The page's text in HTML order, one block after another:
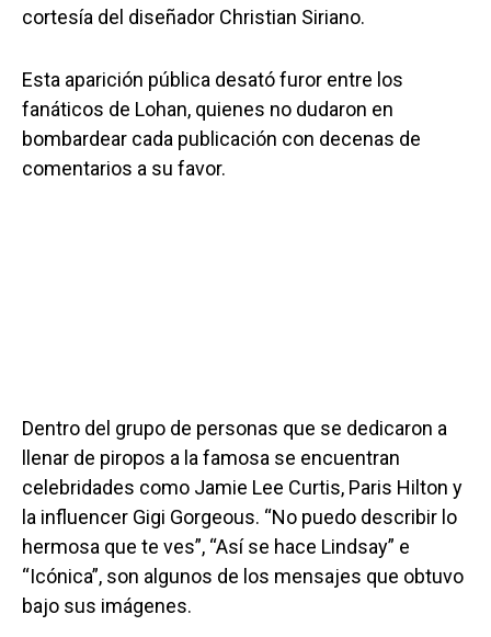
cortesía del diseñador Christian Siriano.
Esta aparición pública desató furor entre los
fanáticos de Lohan, quienes no dudaron en
bombardear cada publicación con decenas de
comentarios a su favor.
Dentro del grupo de personas que se dedicaron a
llenar de piropos a la famosa se encuentran
celebridades como Jamie Lee Curtis, Paris Hilton y
la influencer Gigi Gorgeous. “No puedo describir lo
hermosa que te ves”, “Así se hace Lindsay” e
“Icónica”, son algunos de los mensajes que obtuvo
bajo sus imágenes.